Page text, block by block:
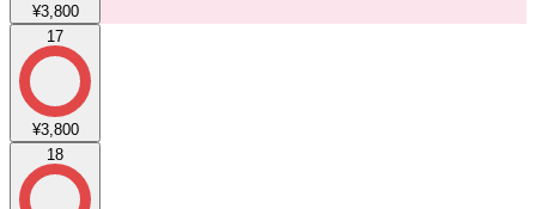
¥3,800
17
¥3,800
18